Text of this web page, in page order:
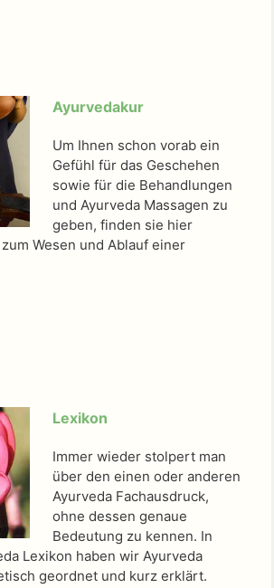
Ayurvedakur
Um Ihnen schon vorab ein
Gefühl für das Geschehen
sowie für die Behandlungen
und Ayurveda Massagen zu
geben, finden sie hier
Wesen und Ablauf einer
Lexikon
Immer wieder stolpert man
über den einen oder anderen
Ayurveda Fachausdruck,
ohne dessen genaue
Bedeutung zu kennen. In
Lexikon haben wir Ayurveda
geordnet und kurz erklärt.